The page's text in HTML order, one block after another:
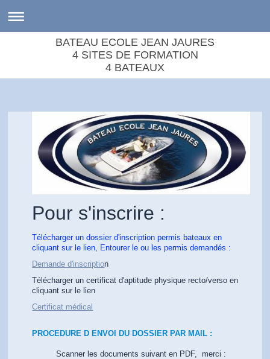
BATEAU ECOLE JEAN JAURES
4 SITES DE FORMATION
4 BATEAUX
Pour s'inscrire :
Télécharger un dossier d'inscription permis bateaux en
cliquant sur le lien, Entourer le ou les permis demandés :
Demande d'inscription
Télécharger un certificat d'aptitude physique recto/verso en
cliquant sur le lien
Certificat médical
PROCEDURE D ENVOI DU DOSSIER PAR MAIL :
Scanner les documents suivant en PDF, merci :